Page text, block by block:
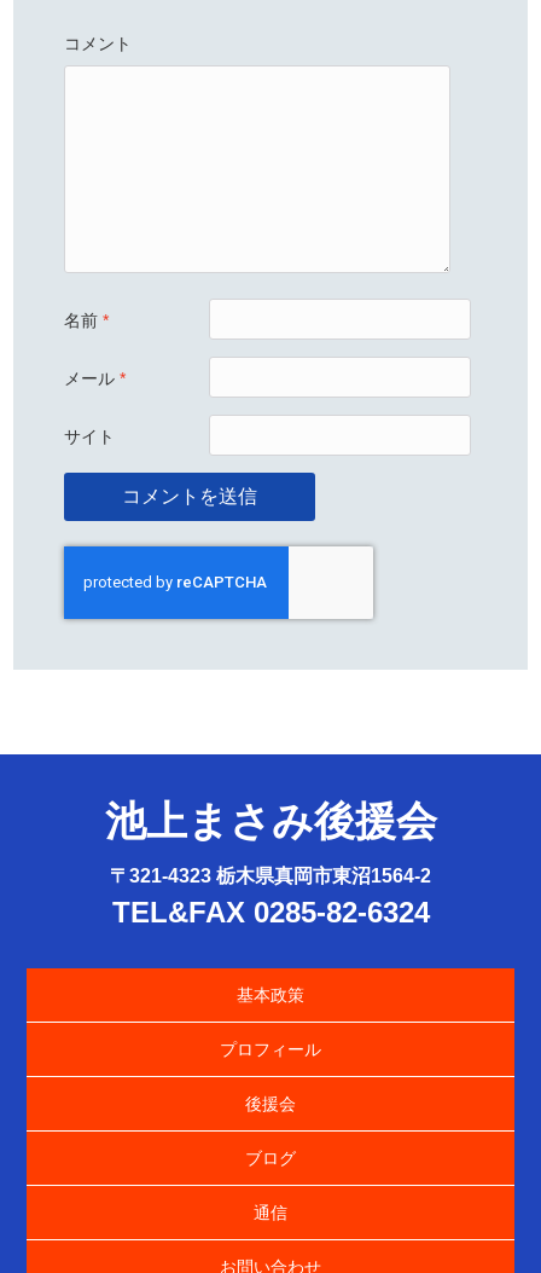
コメント
名前*
メール*
サイト
池上まさみ後援会
〒321-4323 栃木県真岡市東沼1564-2
TEL&FAX 0285-82-6324
基本政策
プロフィール
後援会
ブログ
通信
お問い合わせ